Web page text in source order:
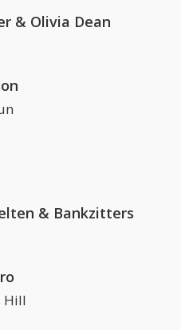
& Olivia Dean
& Bankzitters
Hill